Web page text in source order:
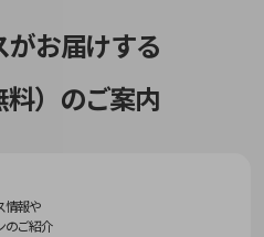
ドコモ mini ドコモBiz かけ放題
お届けする
）のご案内
情報や
のご紹介